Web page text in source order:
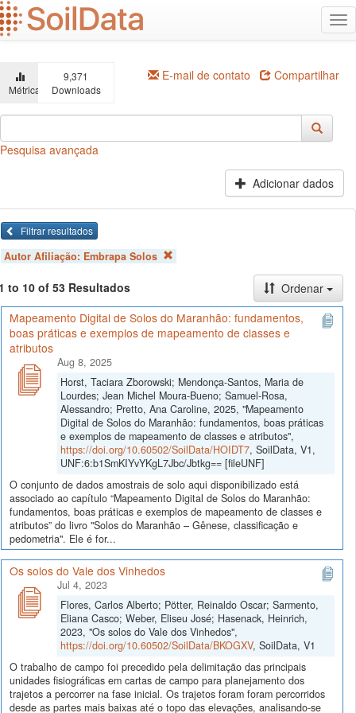
Ir
para
o
principal
Métricas
9,371
Downloads
E-mail de contato Compartilhar
Pesquisa avançada
Adicionar dados
Filtrar resultados
Autor Afiliação: Embrapa Solos
to 10 of 53 Resultados
Ordenar
Mapeamento Digital de Solos do Maranhão: fundamentos,
boas práticas e exemplos de mapeamento de classes e
atributos
Aug 8, 2025
Horst, Taciara Zborowski; Mendonça-Santos, Maria de
Lourdes; Jean Michel Moura-Bueno; Samuel-Rosa,
Alessandro; Pretto, Ana Caroline, 2025, "Mapeamento
Digital de Solos do Maranhão: fundamentos, boas práticas
e exemplos de mapeamento de classes e atributos",
https://doi.org/10.60502/SoilData/HOIDT7, SoilData, V1,
UNF:6:b1SmKIYvYKgL7Jbc/Jbtkg== [fileUNF]
O conjunto de dados amostrais de solo aqui disponibilizado está
associado ao capítulo “Mapeamento Digital de Solos do Maranhão:
fundamentos, boas práticas e exemplos de mapeamento de classes e
atributos” do livro "Solos do Maranhão – Gênese, classificação e
pedometria". Ele é for...
Os solos do Vale dos Vinhedos
Jul 4, 2023
Flores, Carlos Alberto; Pötter, Reinaldo Oscar; Sarmento,
Eliana Casco; Weber, Eliseu José; Hasenack, Heinrich,
2023, "Os solos do Vale dos Vinhedos",
https://doi.org/10.60502/SoilData/BKOGXV, SoilData, V1
O trabalho de campo foi precedido pela delimitação das principais
unidades fisiográficas em cartas de campo para planejamento dos
trajetos a percorrer na fase inicial. Os trajetos foram foram percorridos
desde as partes mais baixas até o topo das elevações, analisando-se